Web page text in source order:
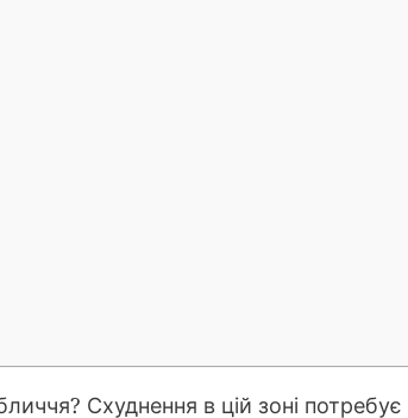
Схуднення в цій зоні потребує